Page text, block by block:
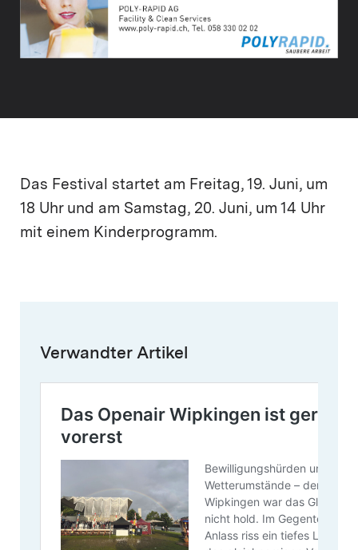
Das Festival startet am Freitag, 19. Juni, um
18 Uhr und am Samstag, 20. Juni, um 14 Uhr
mit einem Kinderprogramm.
Verwandter Artikel